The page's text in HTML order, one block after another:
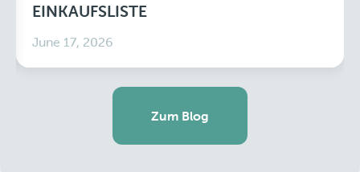
EINKAUFSLISTE
June 17, 2026
Zum Blog